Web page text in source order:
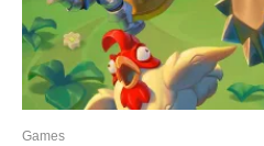
Games